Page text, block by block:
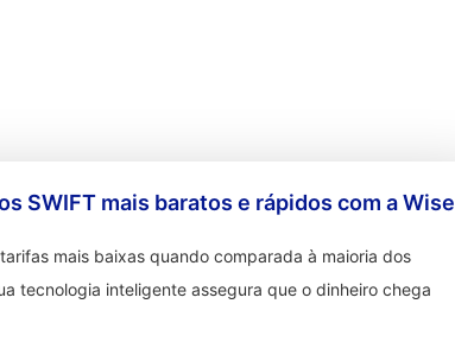
SWIFT mais baratos e rápidos com a Wise
mais baixas quando comparada à maioria dos
tecnologia inteligente assegura que o dinheiro chega